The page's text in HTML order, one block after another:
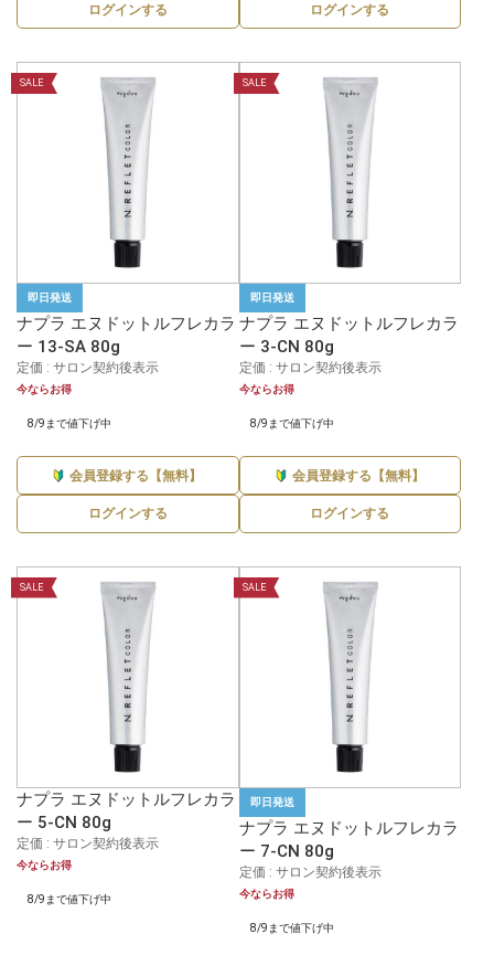
ログインする ログインする
SALE
即日発送
ナプラ エヌドットルフレカラ
ー 13-SA 80g
定価 : サロン契約後表示
今ならお得
8/9まで値下げ中
会員登録する【無料】
ログインする
SALE
即日発送
ナプラ エヌドットルフレカラ
ー 3-CN 80g
定価 : サロン契約後表示
今ならお得
8/9まで値下げ中
会員登録する【無料】
ログインする
SALE
ナプラ エヌドットルフレカラ
ー 5-CN 80g
定価 : サロン契約後表示
今ならお得
8/9まで値下げ中
SALE
即日発送
ナプラ エヌドットルフレカラ
ー 7-CN 80g
定価 : サロン契約後表示
今ならお得
8/9まで値下げ中